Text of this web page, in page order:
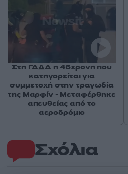
Σχόλια
Στη ΓΑΔΑ η 46χρονη που
κατηγορείται για
συμμετοχή στην τραγωδία
της Μαρφίν - Μεταφέρθηκε
απευθείας από το
αεροδρόμιο